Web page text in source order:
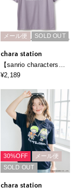
メール便 SOLD OUT
chara station
【sanrio characters】
HELLO KITTY/ハロー
ント半袖Ｔシャツ《サ
ンリオキャラクター
ズ》
¥2,189
30%OFF
メール便
SOLD OUT
chara station